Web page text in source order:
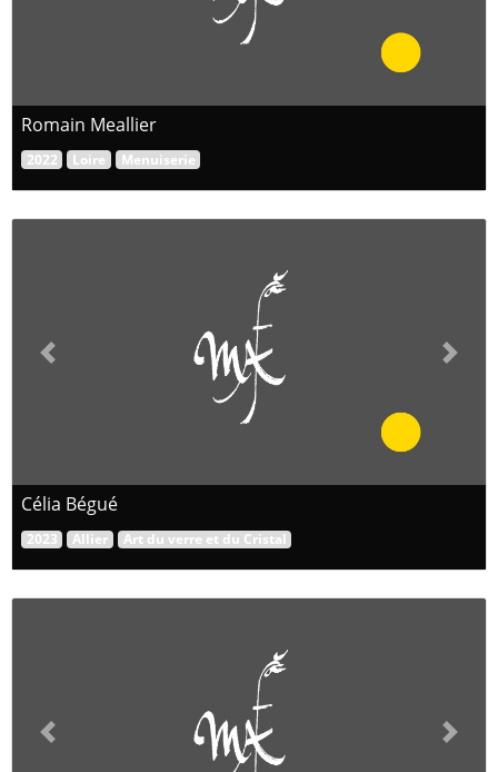
Romain Meallier
2022 Loire Menuiserie
Previous Next
Célia Bégué
2023 Allier Art du verre et du Cristal
Previous Next